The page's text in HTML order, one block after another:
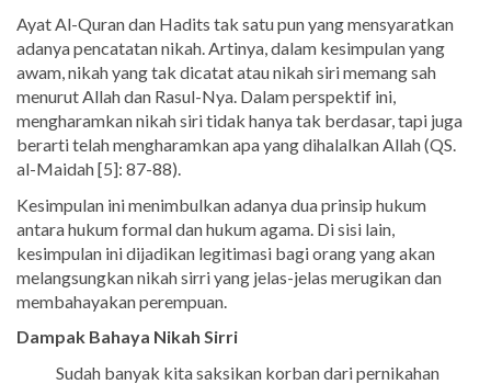
Ayat Al-Quran dan Hadits tak satu pun yang mensyaratkan
adanya pencatatan nikah. Artinya, dalam kesimpulan yang
awam, nikah yang tak dicatat atau nikah siri memang sah
menurut Allah dan Rasul-Nya. Dalam perspektif ini,
mengharamkan nikah siri tidak hanya tak berdasar, tapi juga
berarti telah mengharamkan apa yang dihalalkan Allah (QS.
al-Maidah [5]: 87-88).
Kesimpulan ini menimbulkan adanya dua prinsip hukum
antara hukum formal dan hukum agama. Di sisi lain,
kesimpulan ini dijadikan legitimasi bagi orang yang akan
melangsungkan nikah sirri yang jelas-jelas merugikan dan
membahayakan perempuan.
Dampak Bahaya Nikah Sirri
Sudah banyak kita saksikan korban dari pernikahan